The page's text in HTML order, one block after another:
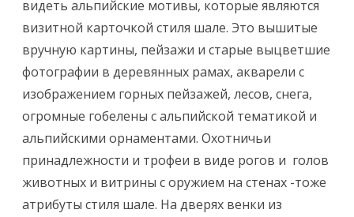
видеть альпийские мотивы, которые являются
визитной карточкой стиля шале. Это вышитые
вручную картины, пейзажи и старые выцветшие
фотографии в деревянных рамах, акварели с
изображением горных пейзажей, лесов, снега,
огромные гобелены с альпийской тематикой и
альпийскими орнаментами. Охотничьи
принадлежности и трофеи в виде рогов и голов
животных и витрины с оружием на стенах -тоже
атрибуты стиля шале. На дверях венки из